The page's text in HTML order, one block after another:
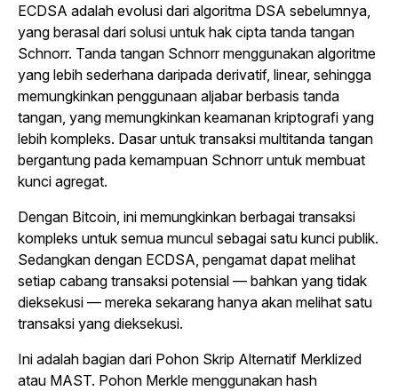
ECDSA adalah evolusi dari algoritma DSA sebelumnya,
yang berasal dari solusi untuk hak cipta tanda tangan
Schnorr. Tanda tangan Schnorr menggunakan algoritme
yang lebih sederhana daripada derivatif, linear, sehingga
memungkinkan penggunaan aljabar berbasis tanda
tangan, yang memungkinkan keamanan kriptografi yang
lebih kompleks. Dasar untuk transaksi multitanda tangan
bergantung pada kemampuan Schnorr untuk membuat
kunci agregat.
Dengan Bitcoin, ini memungkinkan berbagai transaksi
kompleks untuk semua muncul sebagai satu kunci publik.
Sedangkan dengan ECDSA, pengamat dapat melihat
setiap cabang transaksi potensial — bahkan yang tidak
dieksekusi — mereka sekarang hanya akan melihat satu
transaksi yang dieksekusi.
Ini adalah bagian dari Pohon Skrip Alternatif Merklized
atau MAST. Pohon Merkle menggunakan hash